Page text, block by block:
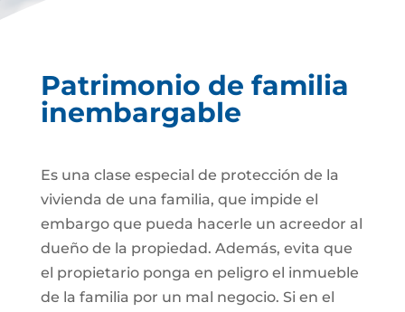
Patrimonio de familia
inembargable
Es una clase especial de protección de la
vivienda de una familia, que impide el
embargo que pueda hacerle un acreedor al
dueño de la propiedad. Además, evita que
el propietario ponga en peligro el inmueble
de la familia por un mal negocio. Si en el